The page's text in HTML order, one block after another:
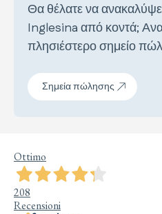
Θα θέλατε να
Inglesina από κοντά;
πλησιέστερο σημείο
Σημεία πώλησης
Ottimo
208
Recensioni